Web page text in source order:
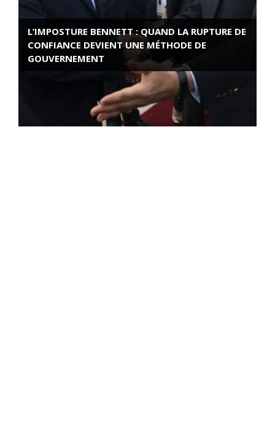
L’IMPOSTURE BENNETT : QUAND LA RUPTURE DE
CONFIANCE DEVIENT UNE MÉTHODE DE
GOUVERNEMENT
ROSE VALLAND, HEROÏNE DE LA RESISTANCE